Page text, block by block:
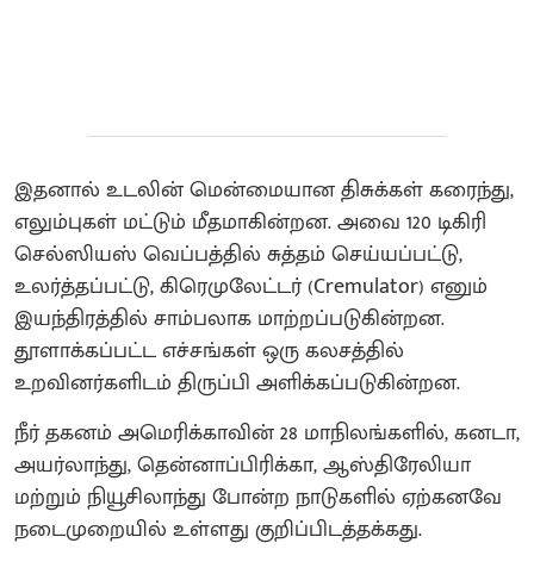
இதனால் உடலின் மென்மையான திசுக்கள் கரைந்து,
எலும்புகள் மட்டும் மீதமாகின்றன. அவை 120 டிகிரி
செல்ஸியஸ் வெப்பத்தில் சுத்தம் செய்யப்பட்டு,
உலர்த்தப்பட்டு, கிரெமுலேட்டர் (Cremulator) எனும்
இயந்திரத்தில் சாம்பலாக மாற்றப்படுகின்றன.
தூளாக்கப்பட்ட எச்சங்கள் ஒரு கலசத்தில்
உறவினர்களிடம் திருப்பி அளிக்கப்படுகின்றன.
நீர் தகனம் அமெரிக்காவின் 28 மாநிலங்களில், கனடா,
அயர்லாந்து, தென்னாப்பிரிக்கா, ஆஸ்திரேலியா
மற்றும் நியூசிலாந்து போன்ற நாடுகளில் ஏற்கனவே
நடைமுறையில் உள்ளது குறிப்பிடத்தக்கது.